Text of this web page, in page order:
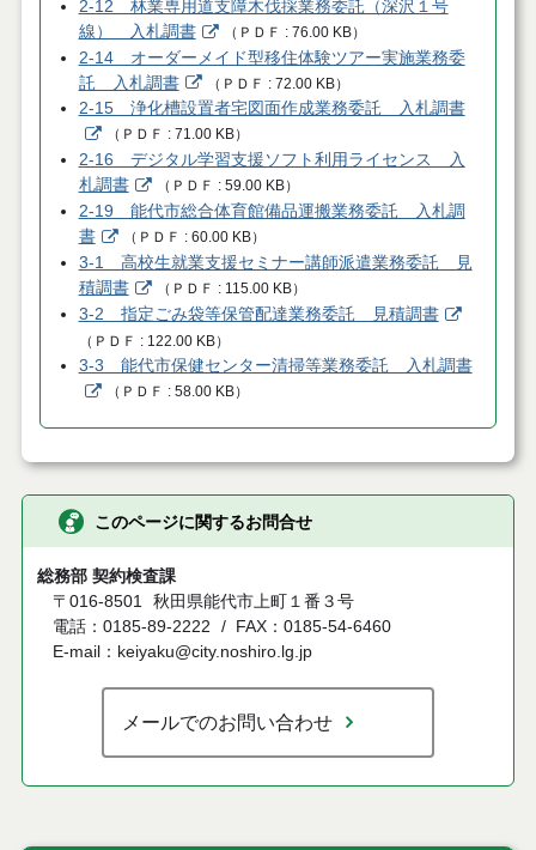
2-12 林業専用道支障木伐採業務委託（深沢１号
線） 入札調書
（ ＰＤＦ 76.00 KB）
2-14 オーダーメイド型移住体験ツアー実施業務委
託 入札調書
（ ＰＤＦ 72.00 KB）
2-15 浄化槽設置者宅図面作成業務委託 入札調書
（ ＰＤＦ 71.00 KB）
2-16 デジタル学習支援ソフト利用ライセンス 入
札調書
（ ＰＤＦ 59.00 KB）
2-19 能代市総合体育館備品運搬業務委託 入札調
書
（ ＰＤＦ 60.00 KB）
3-1 高校生就業支援セミナー講師派遣業務委託 見
積調書
（ ＰＤＦ 115.00 KB）
3-2 指定ごみ袋等保管配達業務委託 見積調書
（ ＰＤＦ 122.00 KB）
3-3 能代市保健センター清掃等業務委託 入札調書
（ ＰＤＦ 58.00 KB）
このページに関するお問合せ
総務部 契約検査課
〒016-8501 秋田県能代市上町１番３号
電話：0185-89-2222
FAX：0185-54-6460
E-mail：keiyaku@city.noshiro.lg.jp
メールでのお問い合わせ